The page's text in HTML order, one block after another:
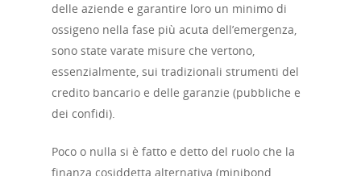
delle aziende e garantire loro un minimo di
ossigeno nella fase più acuta dell’emergenza,
sono state varate misure che vertono,
essenzialmente, sui tradizionali strumenti del
credito bancario e delle garanzie (pubbliche e
dei confidi).
Poco o nulla si è fatto e detto del ruolo che la
finanza cosiddetta alternativa (minibond,